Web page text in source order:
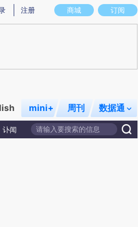
图存在偏差。不代表财新观点和立场。推荐
商城 订阅
注册
mini+ 周刊 数据通
讣闻